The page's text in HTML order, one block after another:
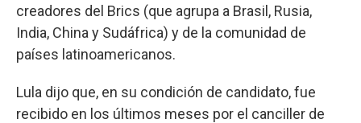
creadores del Brics (que agrupa a Brasil, Rusia,
India, China y Sudáfrica) y de la comunidad de
países latinoamericanos.
Lula dijo que, en su condición de candidato, fue
recibido en los últimos meses por el canciller de